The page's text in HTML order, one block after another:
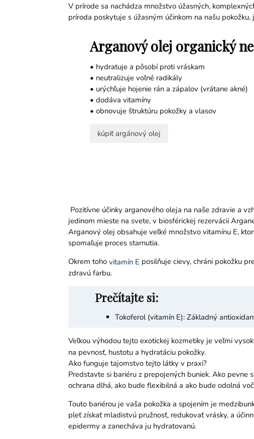
V prírode sa nachádza množstvo úžasných,
príroda poskytuje s úžasným účinkom na našu
Arganový olej organický
• hydratuje a pôsobí proti vráskam
• neutralizuje voľné radikály
• urýchľuje hojenie rán a zápalov (vrátane akné)
• dodáva vitamíny
• obnovuje štruktúru pokožky a vlasov
kúpiť argánový olej
Pozitívne účinky arganového oleja na naše zdravie a
jedinom mieste na svete, v biosférickej rezervácii
Arganový olej obsahuje veľké množstvo vitamínu E,
spomaľuje proces starnutia.
Okrem toho vitamín E posilňuje cievy, chráni pokožku
zdravú farbu.
Prečítajte si:
Tokoferol (vitamín E): Základný
Veľkou výhodou tejto exotickej kozmetiky je veľmi
na pevnosť, hustotu a hydratáciu pokožky.
Ako funguje tajomstvo tejto látky v praxi?
Predstavte si bariéru z prepojených buniek. Ako
ochrana dlhá, ako bude flexibilná a ako bude odolná
Touto bariérou je vaša pokožka a spojením je
pleť získať mladistvú pružnosť, redukovať vrásky, a
epidermy a zanecháva ju hydratovanú.